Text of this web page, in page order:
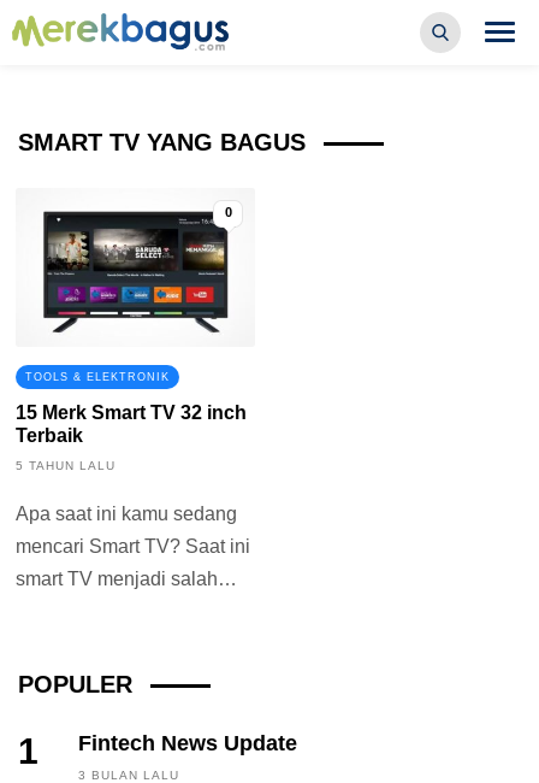
SMART TV YANG BAGUS
0
TOOLS & ELEKTRONIK
15 Merk Smart TV 32 inch
Terbaik
5 TAHUN LALU
Apa saat ini kamu sedang
mencari Smart TV? Saat ini
smart TV menjadi salah
POPULER
1 Fintech News Update
3 BULAN LALU